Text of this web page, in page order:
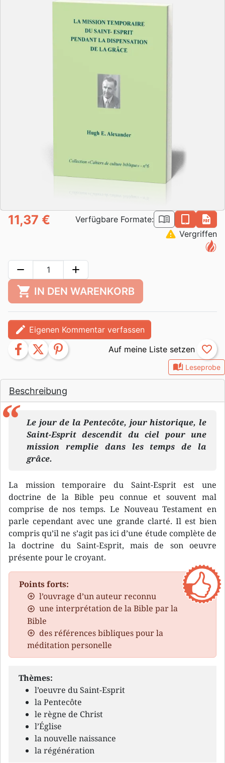
auto_stories Leseprobe
Beschreibung
Le jour de la Pentecôte, jour historique, le
Saint-Esprit descendit du ciel pour une
mission remplie dans les temps de la
grâce.
La mission temporaire du Saint-Esprit est une
doctrine de la Bible peu connue et souvent mal
comprise de nos temps. Le Nouveau Testament en
parle cependant avec une grande clarté. Il est bien
compris qu’il ne s’agit pas ici d’une étude complète de
la doctrine du Saint-Esprit, mais de son oeuvre
présente pour le croyant.
Points forts:
l’ouvrage d’un auteur reconnu
une interprétation de la Bible par la
Bible
des références bibliques pour la
méditation personelle
Thèmes:
l’oeuvre du Saint-Esprit
la Pentecôte
le règne de Christ
l’Église
la nouvelle naissance
la régénération
11,37 € Verfügbare Formate: book_open epub
pdf
warning Vergriffen
remove add
shopping_cart IN DEN WARENKORB
edit Eigenen Kommentar verfassen
facebook twitter pinterest favorite_border